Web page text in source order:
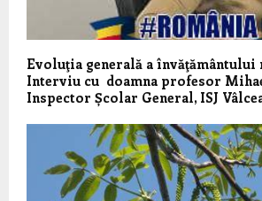
Evoluţia generală a învăţământului
Interviu cu doamna profesor
Inspector Școlar General, ISJ